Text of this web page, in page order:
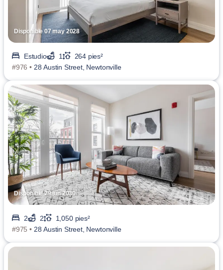
Disponible 07 may 2028
Estudio 1
264 pies²
#976 • 28 Austin Street, Newtonville
Disponible 29 jun 2030
2 2
1,050 pies²
#975 • 28 Austin Street, Newtonville